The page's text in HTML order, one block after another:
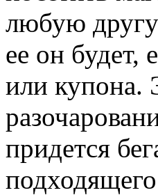
любую
ее он будет,
или купона.
придется